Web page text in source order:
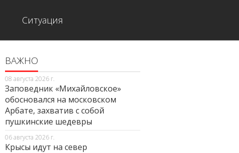
Ситуация
ВАЖНО
08 августа 2026 г.
Заповедник «Михайловское»
обосновался на московском
Арбате, захватив с собой
пушкинские шедевры
06 августа 2026 г.
Крысы идут на север